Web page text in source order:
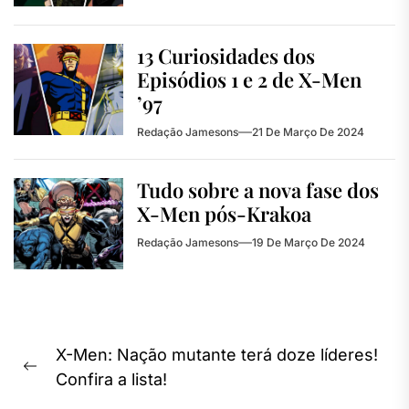
13 Curiosidades dos
Episódios 1 e 2 de X-Men
’97
Redação Jamesons 21 De Março De 2024
Tudo sobre a nova fase dos
X-Men pós-Krakoa
Redação Jamesons 19 De Março De 2024
de
Post
Previous
X-Men: Nação mutante terá doze líderes!
Confira a lista!